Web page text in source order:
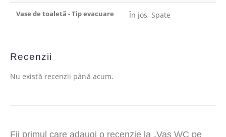
Vase de toaletă - Tip evacuare În jos, Spate
Recenzii
Nu există recenzii până acum.
Fii primul care adaugi o recenzie la „Vas WC pe